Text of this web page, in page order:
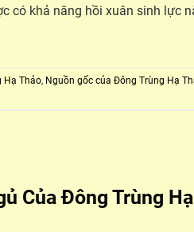
có khả năng hồi xuân sinh lực
Hạ Thảo, Nguồn gốc của Đông Trùng Hạ
Của Đông Trùng